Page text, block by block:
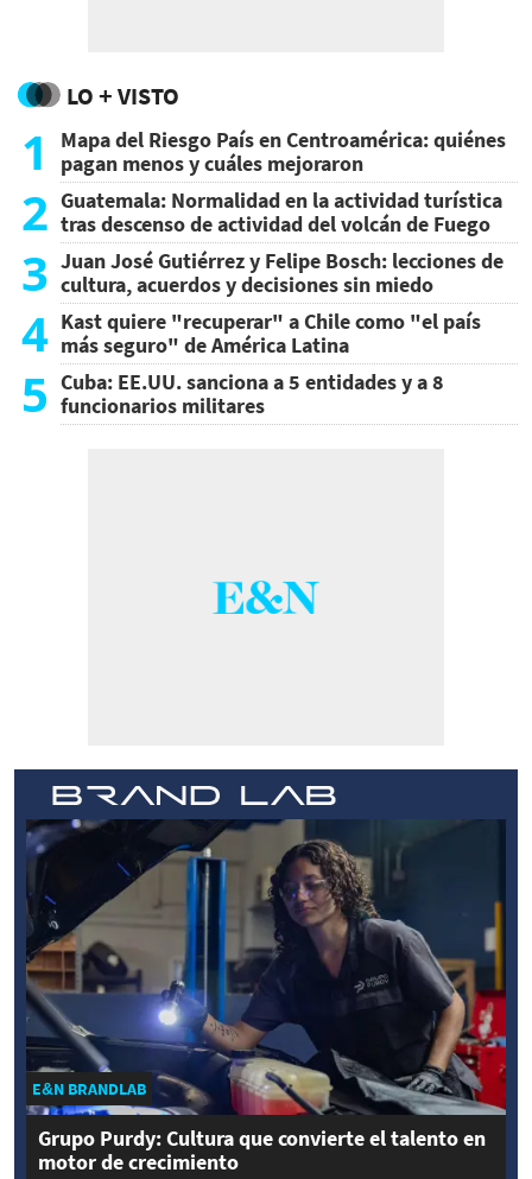
LO + VISTO
1
Mapa del Riesgo País en Centroamérica: quiénes
pagan menos y cuáles mejoraron
2 Guatemala: Normalidad en la actividad turística
tras descenso de actividad del volcán de Fuego
3 Juan José Gutiérrez y Felipe Bosch: lecciones de
cultura, acuerdos y decisiones sin miedo
4 Kast quiere "recuperar" a Chile como "el país
más seguro" de América Latina
5 Cuba: EE.UU. sanciona a 5 entidades y a 8
funcionarios militares
E&N BRANDLAB
Grupo Purdy: Cultura que convierte el talento en
motor de crecimiento